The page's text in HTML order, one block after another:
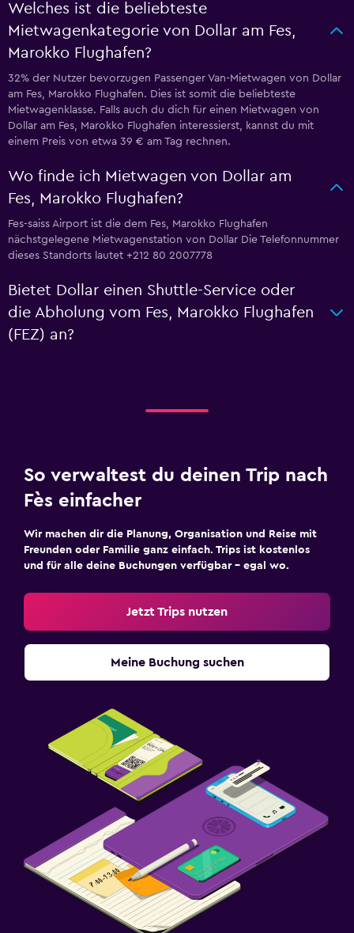
Welches ist die beliebteste
Mietwagenkategorie von Dollar am Fes,
Marokko Flughafen?
32% der Nutzer bevorzugen Passenger Van-Mietwagen von Dollar
am Fes, Marokko Flughafen. Dies ist somit die beliebteste
Mietwagenklasse. Falls auch du dich für einen Mietwagen von
Dollar am Fes, Marokko Flughafen interessierst, kannst du mit
einem Preis von etwa 39 € am Tag rechnen.
Wo finde ich Mietwagen von Dollar am
Fes, Marokko Flughafen?
Fes-saiss Airport ist die dem Fes, Marokko Flughafen
nächstgelegene Mietwagenstation von Dollar Die Telefonnummer
dieses Standorts lautet +212 80 2007778
Bietet Dollar einen Shuttle-Service oder
die Abholung vom Fes, Marokko Flughafen
(FEZ) an?
So verwaltest du deinen Trip nach
Fès einfacher
Wir machen dir die Planung, Organisation und Reise mit
Freunden oder Familie ganz einfach. Trips ist kostenlos
und für alle deine Buchungen verfügbar – egal wo.
Jetzt Trips nutzen
Meine Buchung suchen